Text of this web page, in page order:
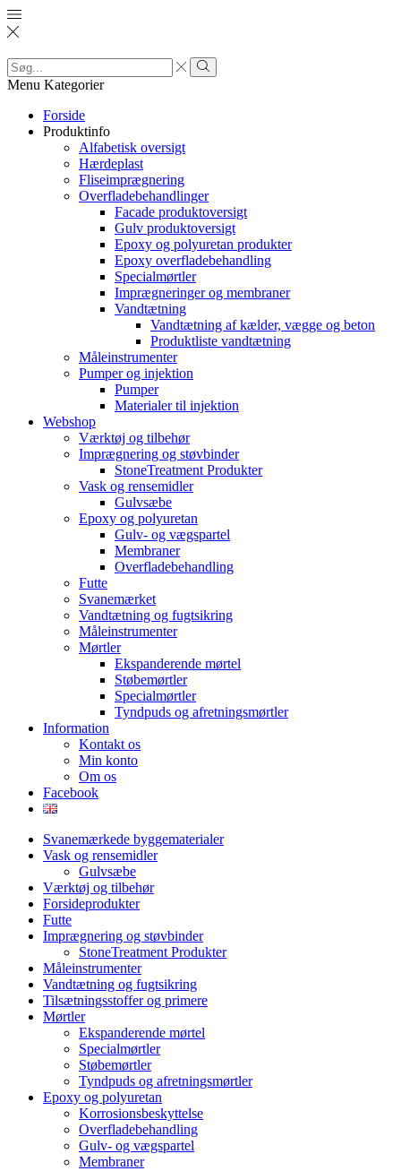
Search
input
Search
Menu Kategorier
Forside
Produktinfo
Alfabetisk oversigt
Hærdeplast
Fliseimprægnering
Overfladebehandlinger
Facade produktoversigt
Gulv produktoversigt
Epoxy og polyuretan produkter
Epoxy overfladebehandling
Specialmørtler
Imprægneringer og membraner
Vandtætning
Vandtætning af kælder, vægge og beton
Produktliste vandtætning
Måleinstrumenter
Pumper og injektion
Pumper
Materialer til injektion
Webshop
Værktøj og tilbehør
Imprægnering og støvbinder
StoneTreatment Produkter
Vask og rensemidler
Gulvsæbe
Epoxy og polyuretan
Gulv- og vægspartel
Membraner
Overfladebehandling
Futte
Svanemærket
Vandtætning og fugtsikring
Måleinstrumenter
Mørtler
Ekspanderende mørtel
Støbemørtler
Specialmørtler
Tyndpuds og afretningsmørtler
Information
Kontakt os
Min konto
Om os
Facebook
Svanemærkede byggematerialer
Vask og rensemidler
Gulvsæbe
Værktøj og tilbehør
Forsideprodukter
Futte
Imprægnering og støvbinder
StoneTreatment Produkter
Måleinstrumenter
Vandtætning og fugtsikring
Tilsætningsstoffer og primere
Mørtler
Ekspanderende mørtel
Specialmørtler
Støbemørtler
Tyndpuds og afretningsmørtler
Epoxy og polyuretan
Korrosionsbeskyttelse
Overfladebehandling
Gulv- og vægspartel
Membraner